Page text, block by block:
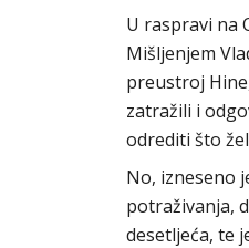
U raspravi na
Mišljenjem
preustroj
zatražili i
odrediti što
No, izneseno
potraživanja,
desetljeća, te